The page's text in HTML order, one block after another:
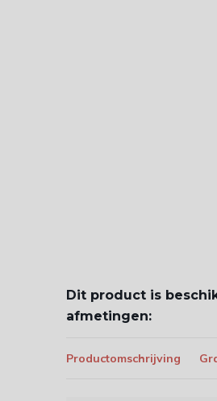
Dit product is
afmetingen:
Productomschrijving